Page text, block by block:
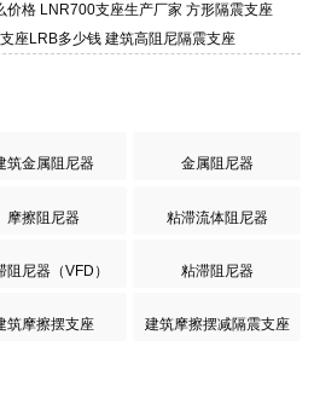
格 LNR700支座生产厂家 方形隔震支座
座LRB多少钱 建筑高阻尼隔震支座
筑金属阻尼器 金属阻尼器
摩擦阻尼器 粘滞流体阻尼器
阻尼器（VFD） 粘滞阻尼器
筑摩擦摆支座 建筑摩擦摆减隔震支座